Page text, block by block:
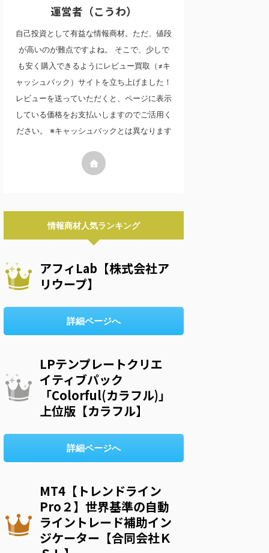
運営者（こうわ）
自己投資として有益な情報商材。ただ、値段
が高いのが難点ですよね。 そこで、少しで
も安く購入できるようにレビュー買取（≠キ
ャッシュバック）サイトを立ち上げました！
レビューを送っていただくと、ページに表示
している価格をお支払いしますのでご活用く
ださい。 ※キャッシュバックとは異なります
情報商材人気ランキング
アフィLab【株式会社ア
リウープ】
詳細ページへ
LPテンプレートクリエ
イティブパック
「Colorful(カラフル)」
上位版【カラフル】
詳細ページへ
MT4【トレンドライン
Pro２】世界基準の自動
ライントレード補助イン
ジケーター【合同会社Ｋ